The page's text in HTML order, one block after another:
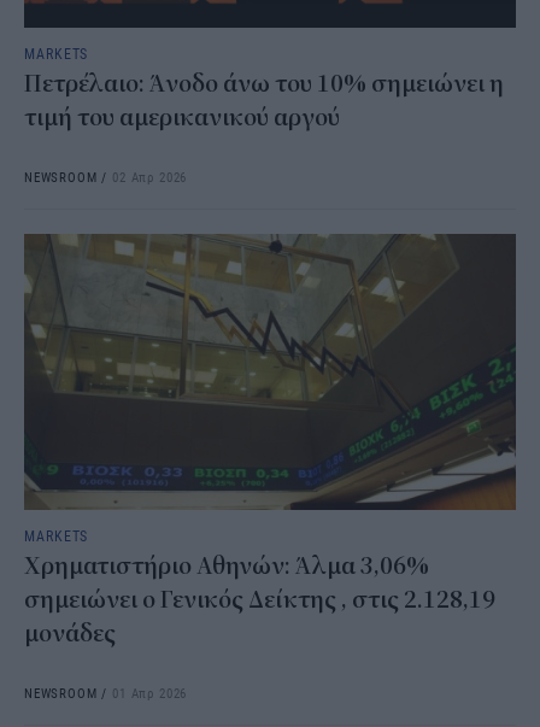
MARKETS
Πετρέλαιο: Άνοδο άνω του 10% σημειώνει η
τιμή του αμερικανικού αργού
NEWSROOM / 02 Απρ 2026
MARKETS
Χρηματιστήριο Αθηνών: Άλμα 3,06%
σημειώνει ο Γενικός Δείκτης , στις 2.128,19
μονάδες
NEWSROOM / 01 Απρ 2026